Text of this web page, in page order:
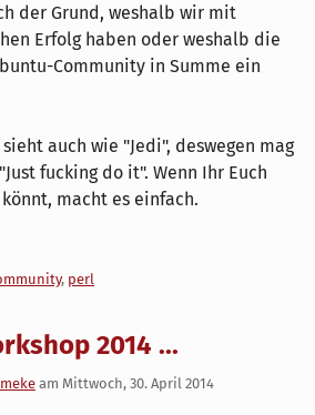
der Grund, weshalb wir mit
Erfolg haben oder weshalb die
Community in Summe ein
sieht auch wie "Jedi", deswegen mag
fucking do it". Wenn Ihr Euch
macht es einfach.
, perl
2014 ...
am Mittwoch, 30. April 2014